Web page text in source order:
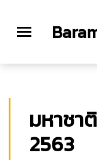
มหาชา
2563